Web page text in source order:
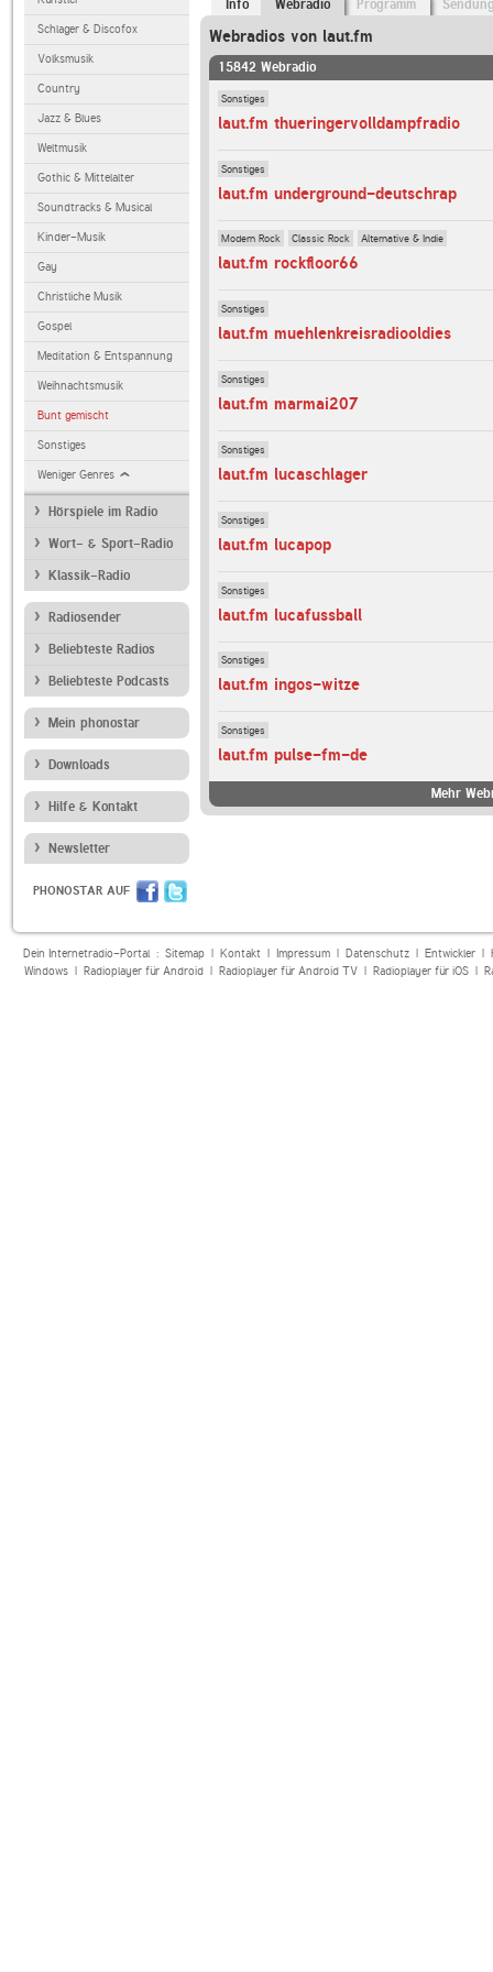
Schlager & Discofox
Volksmusik
Country
Jazz & Blues
Weltmusik
Gothic & Mittelalter
Soundtracks & Musical
Kinder-Musik
Gay
Christliche Musik
Gospel
Meditation & Entspannung
Weihnachtsmusik
Bunt gemischt
Sonstiges
Weniger Genres
Hörspiele im Radio
Wort- & Sport-Radio
Klassik-Radio
Radiosender
Beliebteste Radios
Beliebteste Podcasts
Mein phonostar
Downloads
Hilfe & Kontakt
Newsletter
PHONOSTAR AUF
Info Webradio Programm
Webradios von laut.fm
15842 Webradio
Sonstiges
laut.fm thueringervolldampfradio
Sonstiges
laut.fm underground-deutschrap
Modern Rock Classic Rock Alternative & Indie
laut.fm rockfloor66
Sonstiges
laut.fm muehlenkreisradiooldies
Sonstiges
laut.fm marmai207
Sonstiges
laut.fm lucaschlager
Sonstiges
laut.fm lucapop
Sonstiges
laut.fm lucafussball
Sonstiges
laut.fm ingos-witze
Sonstiges
laut.fm pulse-fm-de
Mehr
Dein Internetradio-Portal : Sitemap| Kontakt| Impressum| Datenschutz| Entwickler|
Windows| Radioplayer für Android| Radioplayer für Android TV| Radioplayer für iOS|